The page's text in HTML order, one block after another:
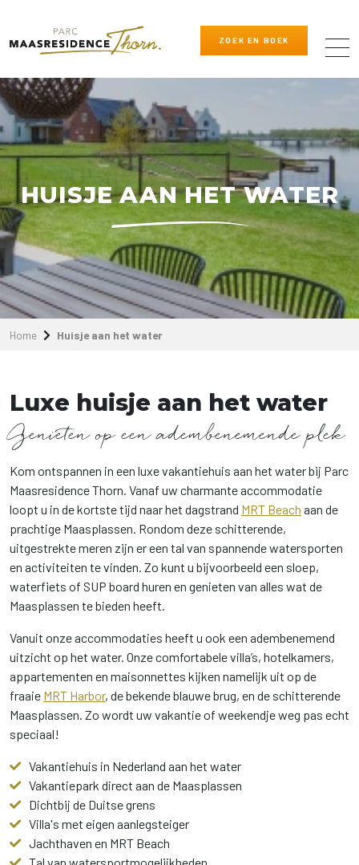
ZOEK EN BOEK
HUISJE AAN HET WATER
Home Huisje aan het water
Luxe huisje aan het water
Genieten op een adembenemende plek
Kom ontspannen in een luxe vakantiehuis aan het water bij Parc
Maasresidence Thorn. Vanaf uw charmante accommodatie
loopt u in de kortste tijd naar het dagstrand MRT Beach aan de
prachtige Maasplassen. Rondom deze schitterende,
uitgestrekte meren zijn er een tal van spannende watersporten
en activiteiten te vinden. Zo kunt u bijvoorbeeld een sloep,
waterfiets of SUP board huren en genieten van alles wat de
Maasplassen te bieden heeft.
Vanuit onze accommodaties heeft u ook een adembenemend
uitzicht op het water. Onze comfortabele villa’s, hotelkamers,
appartementen en maisonnettes kijken namelijk uit op de
fraaie MRT Harbor, de bekende blauwe brug, en de schitterende
Maasplassen. Zo wordt uw vakantie of weekendje weg pas echt
speciaal!
Vakantiehuis in Nederland aan het water
Vakantiepark direct aan de Maasplassen
Dichtbij de Duitse grens
Villa's met eigen aanlegsteiger
Jachthaven en MRT Beach